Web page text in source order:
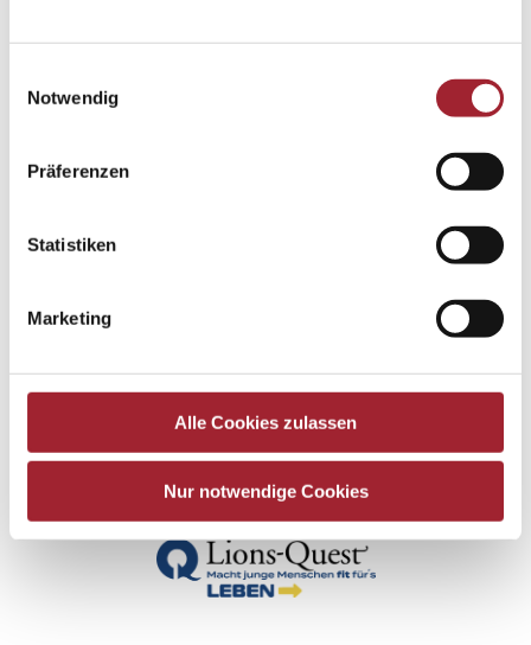
Notwendig
Präferenzen
Statistiken
Marketing
Alle Cookies zulassen
Nur notwendige Cookies